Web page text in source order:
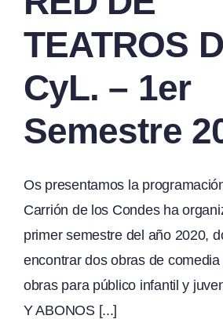
TEATROS
CyL. – 1er
Semestre
Os presentamos la
Carrión de los Condes ha
primer semestre del año 2020,
encontrar dos obras de
obras para público infantil y
Y ABONOS [...]